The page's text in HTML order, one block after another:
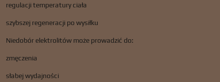
regulacji temperatury ciała
szybszej regeneracji po wysiłku
Niedobór elektrolitów może prowadzić do:
zmęczenia
słabej wydajności